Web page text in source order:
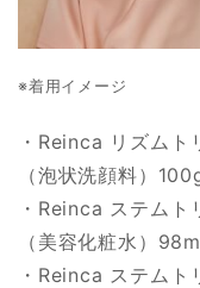
※着用イメージ
・Reinca リズムト
（泡状洗顔料）
・Reinca ステムト
（美容化粧水）
・Reinca ステムト